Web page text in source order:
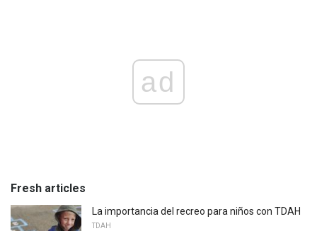
ad
Fresh articles
La importancia del recreo para niños con TDAH
TDAH